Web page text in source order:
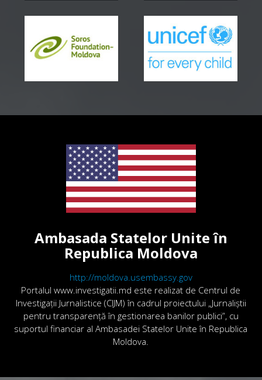
Ambasada Statelor Unite în
Republica Moldova
http://moldova.usembassy.gov
Portalul www.investigatii.md este realizat de Centrul de
Investigații Jurnalistice (CIJM) în cadrul proiectului „Jurnaliștii
pentru transparență în gestionarea banilor publici”, cu
suportul financiar al Ambasadei Statelor Unite în Republica
Moldova.